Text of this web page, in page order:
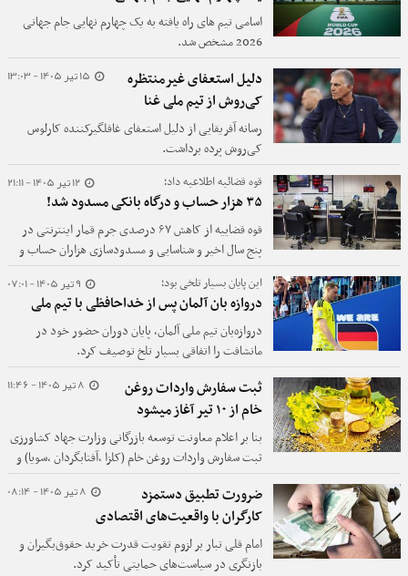
اسامی تیم های راه یافته به یک چهارم نهایی جام جهانی
2026 مشخص شد.
15 تیر 1405 - 13:03
دلیل استعفای غیرمنتظره
کی‌روش از تیم ملی غنا
رسانه آفریقایی از دلیل استعفای غافلگیرکننده کارلوس
کی‌روش پرده برداشت.
12 تیر 1405 - 21:11 قوه قضائیه اطلاعیه داد؛
۳۵ هزار حساب و درگاه بانکی مسدود شد!
قوه قضاییه از کاهش ۶۷ درصدی جرم قمار اینترنتی در
پنج سال اخیر و شناسایی و مسدودسازی هزاران حساب و
درگاه بانکی مرتبط با این شبکه‌ها خبر داد.
9 تیر 1405 - 07:01 این پایان بسیار تلخی بود؛
دروازه بان آلمان پس از خداحافظی با تیم ملی
دروازه‌بان تیم ملی آلمان، پایان دوران حضور خود در
مانشافت را اتفاقی بسیار تلخ توصیف کرد.
8 تیر 1405 - 11:46
ثبت سفارش واردات روغن
خام از ۱۰ تیر آغاز میشود
بنا بر اعلام معاونت توسعه بازرگانی وزارت جهاد کشاورزی
ثبت سفارش واردات روغن خام (کلزا ،آفتابگردان ،سویا) و
روغن پالم از ۱۰ تیر ۱۴۰۵ آغاز می‌شود.
8 تیر 1405 - 08:14
ضرورت تطبیق دستمزد
کارگران با واقعیت‌های اقتصادی
امام قلی تبار بر لزوم تقویت قدرت خرید حقوق‌بگیران و
بازنگری در سیاست‌های حمایتی تأکید کرد.